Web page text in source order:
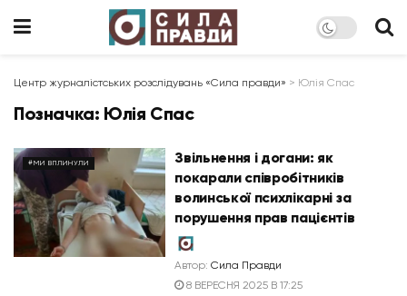
Центр журналістських розслідувань «Сила правди» > Юлія Спас
Позначка: Юлія Спас
#МИ ВПЛИНУЛИ
Звільнення і догани: як
покарали співробітників
волинської психлікарні за
порушення прав пацієнтів
Автор: Сила Правди
8 ВЕРЕСНЯ 2025 В 17:25